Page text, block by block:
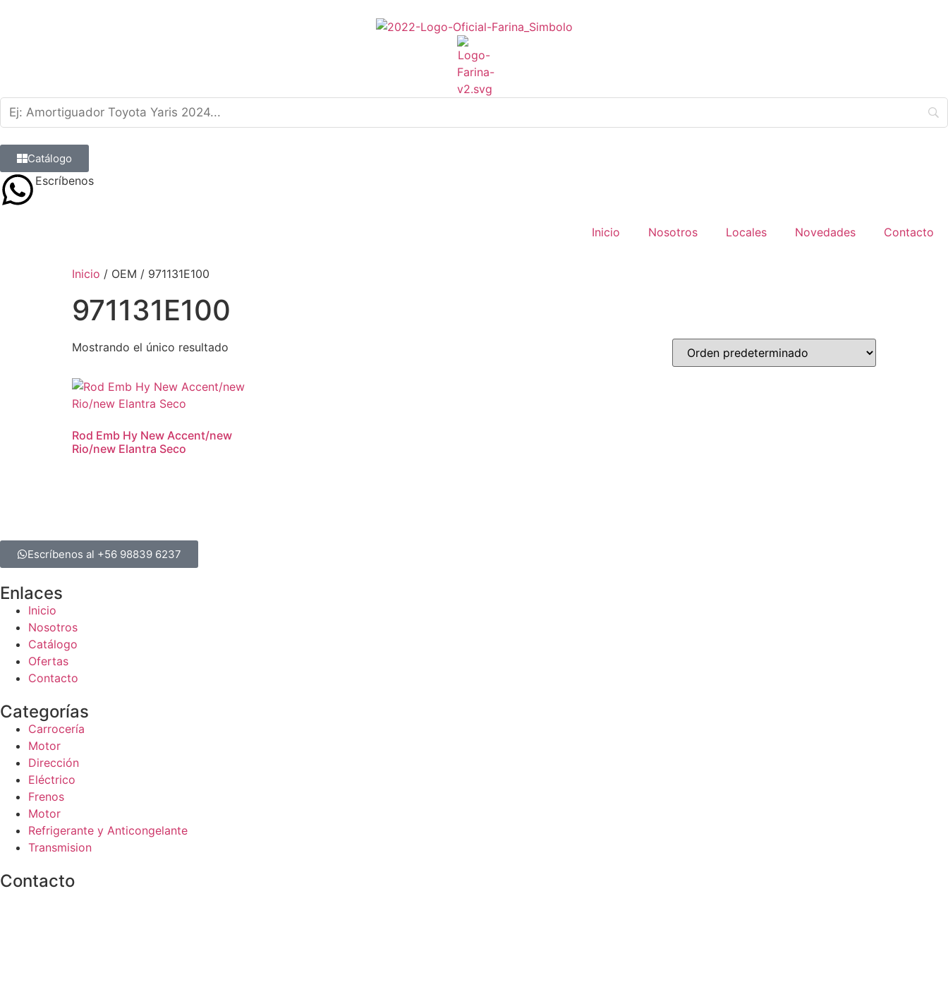
Catálogo
Escríbenos
Inicio
Nosotros Locales Novedades Contacto
Inicio / OEM / 971131E100
971131E100
Mostrando el único resultado
Rod Emb Hy New Accent/new
Rio/new Elantra Seco
Escríbenos al +56 98839 6237
Enlaces
Inicio
Nosotros
Catálogo
Ofertas
Contacto
Categorías
Carrocería
Motor
Dirección
Eléctrico
Frenos
Motor
Refrigerante y Anticongelante
Transmision
Contacto